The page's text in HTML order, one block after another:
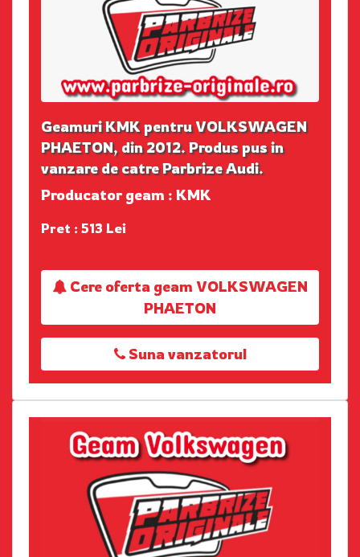
Geamuri KMK pentru VOLKSWAGEN
PHAETON, din 2012. Produs pus in
vanzare de catre Parbrize Audi.
Producator geam : KMK
Pret : 513 Lei
Cere oferta geam VOLKSWAGEN
PHAETON
Suna vanzatorul